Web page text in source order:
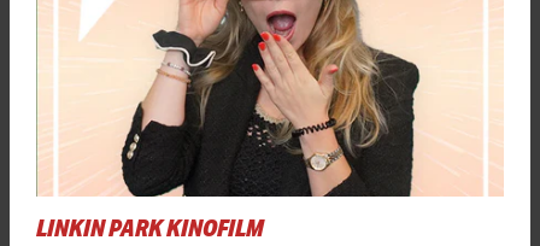
LINKIN PARK KINOFILM